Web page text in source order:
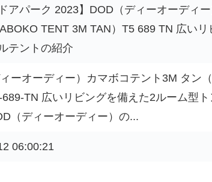
アパーク 2023】DOD（ディーオーディ
TENT 3M TAN）T5 689 TN 広い
テントの紹介
ーオーディー）カマボコテント3M タン
TN 広いリビングを備えた2ルーム型
（ディーオーディー）の...
06:00:21